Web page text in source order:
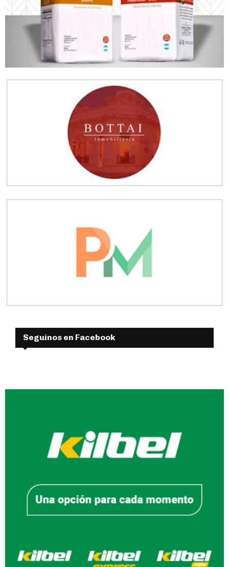
Seguinos en Facebook